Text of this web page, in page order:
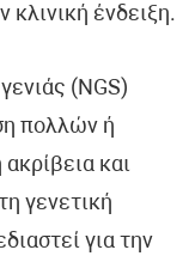
κλινική ένδειξη.
(NGS)
πολλών ή
και
γενετική
για την